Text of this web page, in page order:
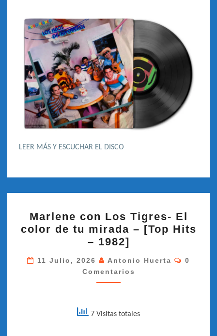
LEER MÁS Y ESCUCHAR EL DISCO
CON
LOS
TIGRES-
EL
COLOR
DE
MIRADA
Marlene con Los Tigres- El
color de tu mirada – [Top Hits
– 1982]
11 Julio, 2026 Antonio Huerta
0
Comentarios
7 Visitas totales